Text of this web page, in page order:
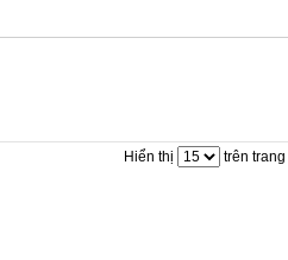
Hiển thị trên trang